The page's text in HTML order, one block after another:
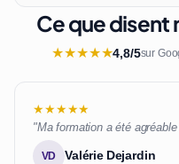
Ce que disent
★★★★★4,8/5sur
★★★★★
"Ma formation a été
VD Valérie Dejardin